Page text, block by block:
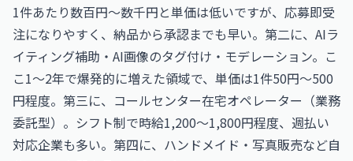
1件あたり数百円〜数千円と単価は低いですが、応募即受
注になりやすく、納品から承認までも早い。第二に、AIラ
イティング補助・AI画像のタグ付け・モデレーション。こ
こ1〜2年で爆発的に増えた領域で、単価は1件50円〜500
円程度。第三に、コールセンター在宅オペレーター（業務
委託型）。シフト制で時給1,200〜1,800円程度、週払い
対応企業も多い。第四に、ハンドメイド・写真販売など自